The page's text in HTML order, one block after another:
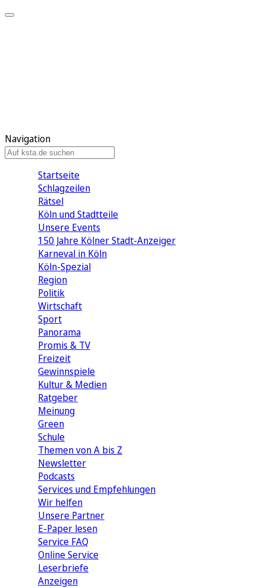
Navigation
Startseite
Schlagzeilen
Rätsel
Köln und Stadtteile
Unsere Events
150 Jahre Kölner Stadt-Anzeiger
Karneval in Köln
Köln-Spezial
Region
Politik
Wirtschaft
Sport
Panorama
Promis & TV
Freizeit
Gewinnspiele
Kultur & Medien
Ratgeber
Meinung
Green
Schule
Themen von A bis Z
Newsletter
Podcasts
Services und Empfehlungen
Wir helfen
Unsere Partner
E-Paper lesen
Service FAQ
Online Service
Leserbriefe
Anzeigen